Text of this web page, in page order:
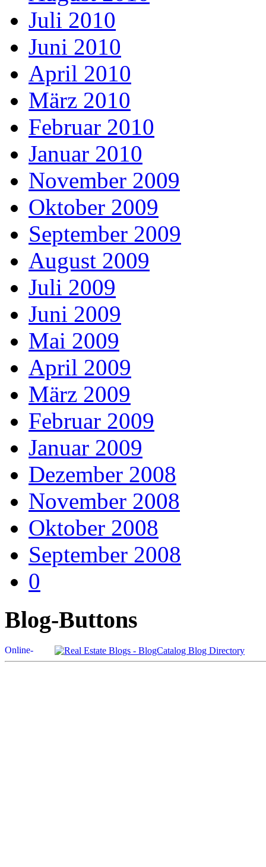
Juli 2010
Juni 2010
April 2010
März 2010
Februar 2010
Januar 2010
November 2009
Oktober 2009
September 2009
August 2009
Juli 2009
Juni 2009
Mai 2009
April 2009
März 2009
Februar 2009
Januar 2009
Dezember 2008
November 2008
Oktober 2008
September 2008
0
Blog-Buttons